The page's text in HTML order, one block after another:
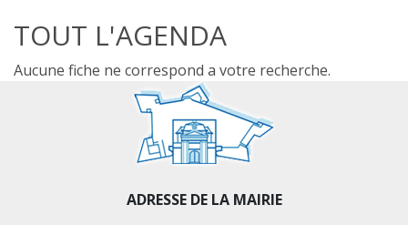
TOUT L'AGENDA
Aucune fiche ne correspond a votre recherche.
ADRESSE DE LA MAIRIE